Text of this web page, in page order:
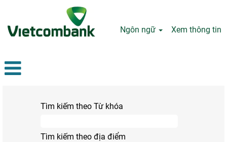
Ngôn ngữ Xem thông tin
Tìm kiếm theo Từ khóa
Tìm kiếm theo địa điểm